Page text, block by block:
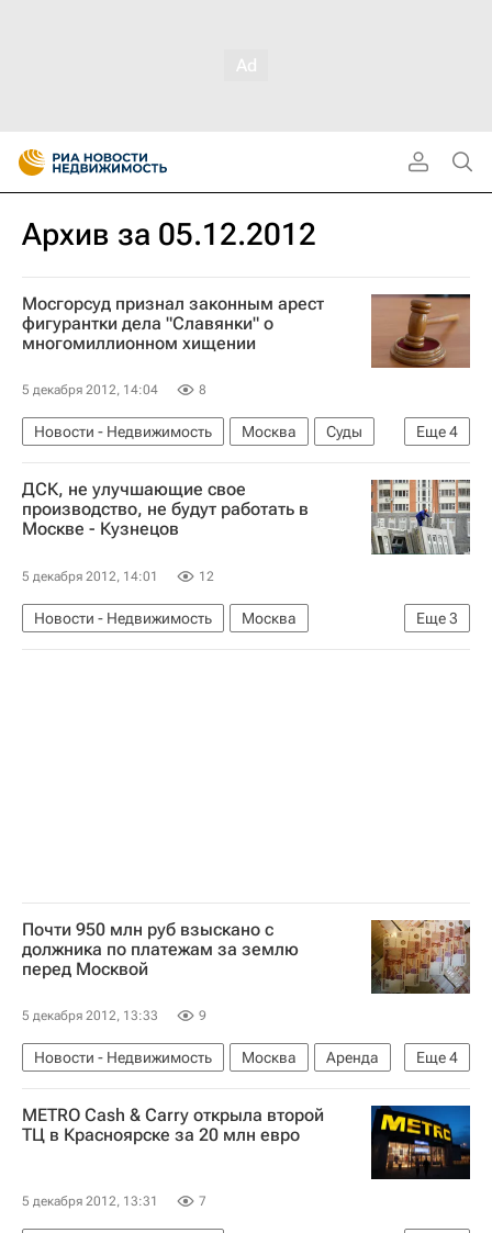
Архив за 05.12.2012
Мосгорсуд признал законным арест
фигурантки дела "Славянки" о
многомиллионном хищении
5 декабря 2012, 14:04 8
Еще4
Новости - Недвижимость Москва
Суды
Следствие
Мошенничество
Расследование дела "Оборонсервиса"
Россия
ДСК, не улучшающие свое
производство, не будут работать в
Москве - Кузнецов
5 декабря 2012, 14:01 12
Еще3
Новости - Недвижимость
Москва
Строительство
Сергей Кузнецов Россия
Почти 950 млн руб взыскано с
должника по платежам за землю
перед Москвой
5 декабря 2012, 13:33 9
Еще4
Новости - Недвижимость Москва
Аренда
Суды
ДЗР Земельные участки Россия
METRO Cash & Carry открыла второй
ТЦ в Красноярске за 20 млн евро
5 декабря 2012, 13:31 7